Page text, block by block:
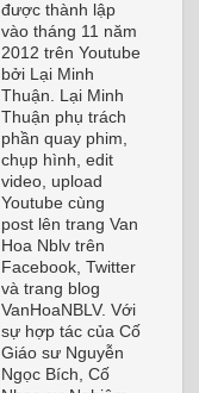
được thành lập
vào tháng 11 năm
2012 trên Youtube
bởi Lại Minh
Thuận. Lại Minh
Thuận phụ trách
phần quay phim,
chụp hình, edit
video, upload
Youtube cùng
post lên trang Van
Hoa Nblv trên
Facebook, Twitter
và trang blog
VanHoaNBLV. Với
sự hợp tác của Cố
Giáo sư Nguyễn
Ngọc Bích, Cố